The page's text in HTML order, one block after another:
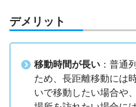
デメリット
移動時間が長い ：普通
ため、長距離移動には
いで移動したい場合や